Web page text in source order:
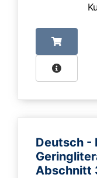
Deutsch -
Abschnitt